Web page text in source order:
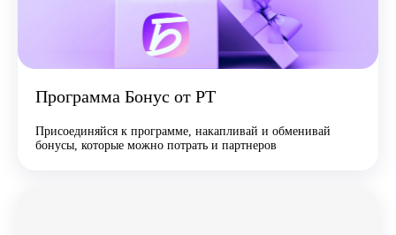
Программа Бонус от РТ
Присоединяйся к программе, накапливай и обменивай
бонусы, которые можно потрать и партнеров